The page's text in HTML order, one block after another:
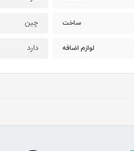
ساخت چین
لوازم اضافه دارد